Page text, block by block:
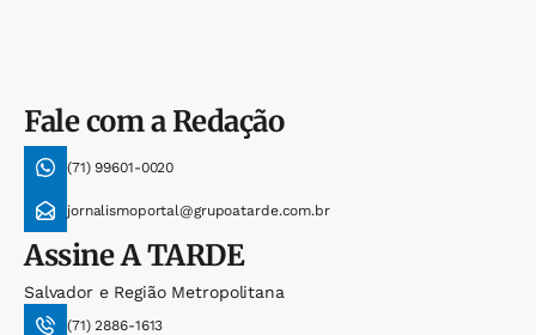
Fale com a Redação
(71) 99601-0020
jornalismoportal@grupoatarde.com.br
AssineA TARDE
Salvador e Região Metropolitana
(71) 2886-1613